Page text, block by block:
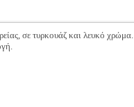
σε τυρκουάζ και λευκό χρώμα.